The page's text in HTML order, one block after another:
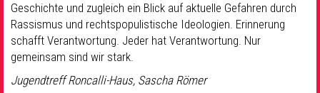
Geschichte und zugleich ein Blick auf aktuelle Gefahren durch
Rassismus und rechtspopulistische Ideologien. Erinnerung
schafft Verantwortung. Jeder hat Verantwortung. Nur
gemeinsam sind wir stark.
Jugendtreff Roncalli-Haus, Sascha Römer